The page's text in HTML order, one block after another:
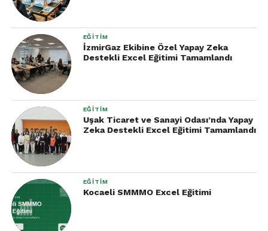
EĞITIM
İzmirGaz Ekibine Özel Yapay Zeka
Destekli Excel Eğitimi Tamamlandı
EĞITIM
Uşak Ticaret ve Sanayi Odası’nda Yapay
Zeka Destekli Excel Eğitimi Tamamlandı
EĞITIM
Kocaeli SMMMO Excel Eğitimi